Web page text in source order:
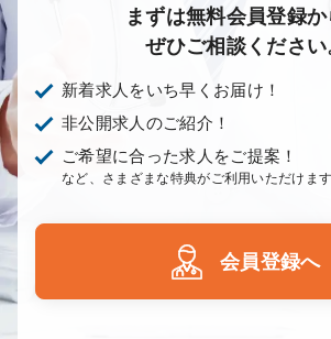
まずは無料会員登録か
ぜひご相談ください
新着求人をいち早くお届け！
非公開求人のご紹介！
ご希望に合った求人をご提案！
など、さまざまな特典がご利用いただけます
会員登録へ